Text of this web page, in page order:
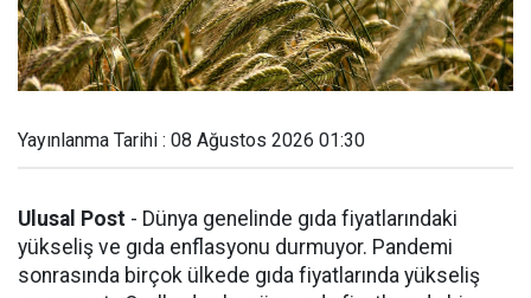
Yayınlanma Tarihi : 08 Ağustos 2026 01:30
Ulusal Post - Dünya genelinde gıda fiyatlarındaki
yükseliş ve gıda enflasyonu durmuyor. Pandemi
sonrasında birçok ülkede gıda fiyatlarında yükseliş